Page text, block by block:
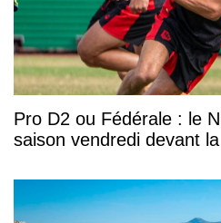
Pro D2 ou Fédérale : le
saison vendredi devant